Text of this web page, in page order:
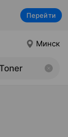
Перейти
Минск